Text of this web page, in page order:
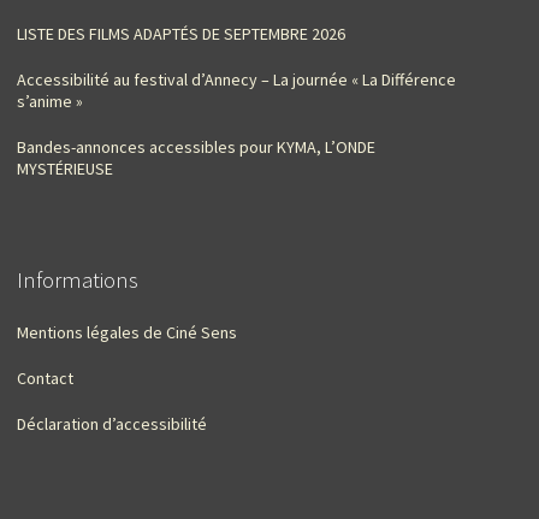
LISTE DES FILMS ADAPTÉS DE SEPTEMBRE 2026
Accessibilité au festival d’Annecy – La journée « La Différence
s’anime »
Bandes-annonces accessibles pour KYMA, L’ONDE
MYSTÉRIEUSE
Informations
Mentions légales de Ciné Sens
Contact
Déclaration d’accessibilité